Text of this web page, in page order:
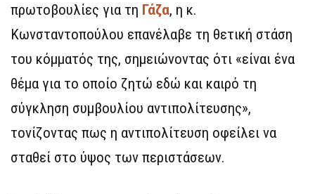
πρωτοβουλίες για τη Γάζα, η κ.
Κωνσταντοπούλου επανέλαβε τη θετική στάση
του κόμματός της, σημειώνοντας ότι «είναι ένα
θέμα για το οποίο ζητώ εδώ και καιρό τη
σύγκληση συμβουλίου αντιπολίτευσης»,
τονίζοντας πως η αντιπολίτευση οφείλει να
σταθεί στο ύψος των περιστάσεων.